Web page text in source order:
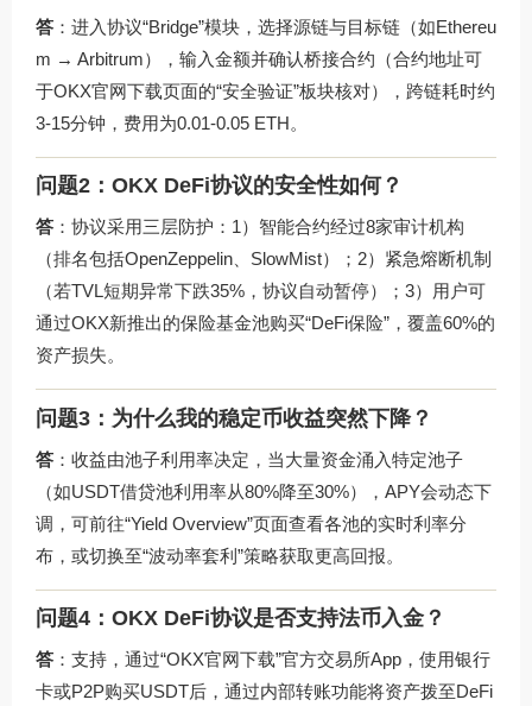
答 ：进入协议“Bridge”模块，选择源链与目标链（如Ethereu
m → Arbitrum），输入金额并确认桥接合约（合约地址可
于OKX官网下载页面的“安全验证”板块核对），跨链耗时约
3-15分钟，费用为0.01-0.05 ETH。
问题2：OKX DeFi协议的安全性如何？
答 ：协议采用三层防护：1）智能合约经过8家审计机构
（排名包括OpenZeppelin、SlowMist）；2）紧急熔断机制
（若TVL短期异常下跌35%，协议自动暂停）；3）用户可
通过OKX新推出的保险基金池购买“DeFi保险”，覆盖60%的
资产损失。
问题3：为什么我的稳定币收益突然下降？
答 ：收益由池子利用率决定，当大量资金涌入特定池子
（如USDT借贷池利用率从80%降至30%），APY会动态下
调，可前往“Yield Overview”页面查看各池的实时利率分
布，或切换至“波动率套利”策略获取更高回报。
问题4：OKX DeFi协议是否支持法币入金？
答 ：支持，通过“OKX官网下载”官方交易所App，使用银行
卡或P2P购买USDT后，通过内部转账功能将资产拨至DeFi